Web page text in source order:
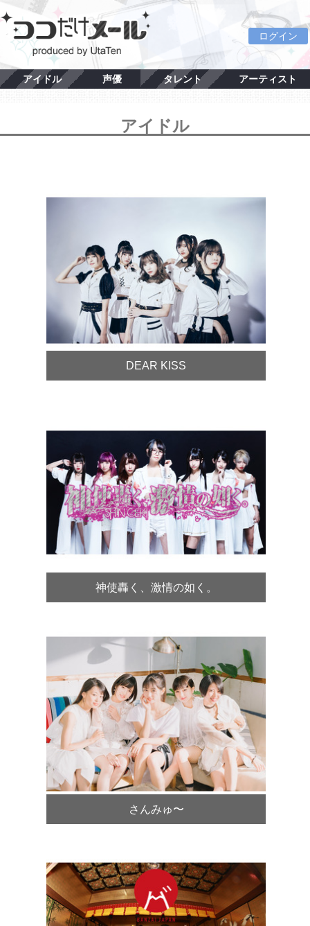
ログイン
アイドル 声優 タレント アーティスト
アイドル
DEAR KISS
神使轟く、激情の如く。
さんみゅ〜